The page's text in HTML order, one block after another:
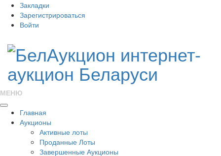
Закладки
Зарегистрироваться
Войти
МЕНЮ
Главная
Аукционы
Активные лоты
Проданные Лоты
Завершенные Аукционы